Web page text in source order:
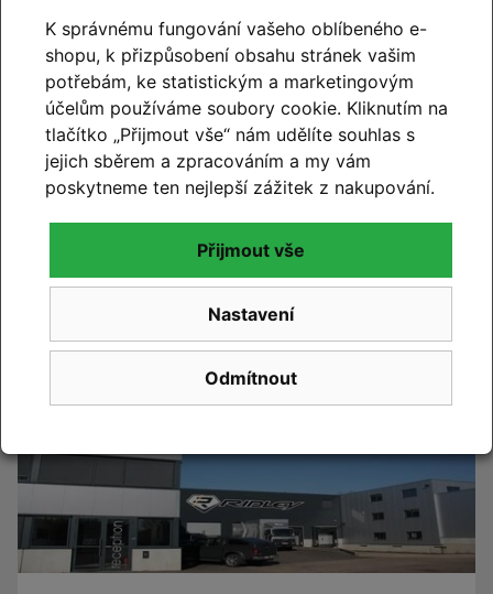
CUBE 2027
K správnému fungování vašeho oblíbeného e-
shopu, k přizpůsobení obsahu stránek vašim
potřebám, ke statistickým a marketingovým
účelům používáme soubory cookie. Kliknutím na
tlačítko „Přijmout vše“ nám udělíte souhlas s
jejich sběrem a zpracováním a my vám
poskytneme ten nejlepší zážitek z nakupování.
Odmítnout
Nastavení
Přijmout vše